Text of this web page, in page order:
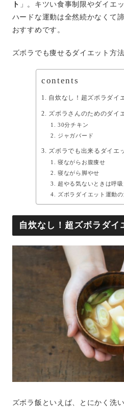
ト 」。キツい食事制限やダイエ
ハードな運動は全然続かなくて
おすすめです。
ズボラでも痩せるダイエット方
contents
自炊なし！超ズボラダイ
ズボラさんのためのダイ
30分チキン
ジャガバード
ズボラでも出来るダイエ
寝ながらお腹痩せ
寝ながら脚やせ
超やる気ないときは呼
ズボラダイエット運動の
自炊なし！超ズボラダイ
ズボラ飯といえば、とにかく洗